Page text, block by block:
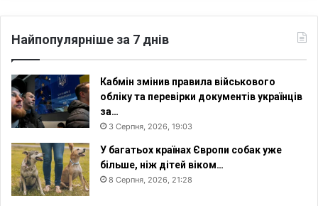
Найпопулярніше за 7 днів
Кабмін змінив правила військового
обліку та перевірки документів українців
за…
3 Серпня, 2026, 19:03
У багатьох країнах Європи собак уже
більше, ніж дітей віком…
8 Серпня, 2026, 21:28